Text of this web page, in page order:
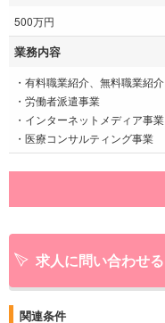
500万円
業務内容
・有料職業紹介、無料職業紹介
・労働者派遣事業
・インターネットメディア事業
・医療コンサルティング事業
求人に問い合わせる
関連条件